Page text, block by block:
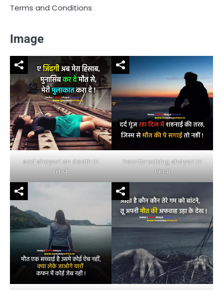
Terms and Conditions
Image
sad shayari on death in
hindi
heartbreaking shayari in
hindi